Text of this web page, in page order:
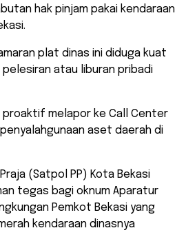
hak pinjam pakai kendaraan
plat dinas ini diduga kuat
atau liburan pribadi
proaktif melapor ke Call Center
penyalahgunaan aset daerah di
(Satpol PP) Kota Bekasi
tegas bagi oknum Aparatur
Pemkot Bekasi yang
kendaraan dinasnya